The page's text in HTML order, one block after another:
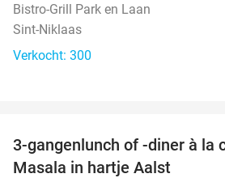
Bistro-Grill Park en Laan
Sint-Niklaas
Verkocht: 300
3-gangenlunch of -diner à la
Masala in hartje Aalst